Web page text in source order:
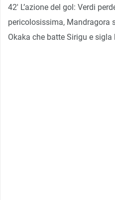
42′ L’azione del gol: Verdi
pericolosissima, Mandragora
Okaka che batte Sirigu e sigla